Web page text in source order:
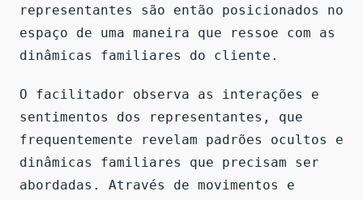
representantes são então posicionados no
espaço de uma maneira que ressoe com as
dinâmicas familiares do cliente.
O facilitador observa as interações e
sentimentos dos representantes, que
frequentemente revelam padrões ocultos e
dinâmicas familiares que precisam ser
abordadas. Através de movimentos e